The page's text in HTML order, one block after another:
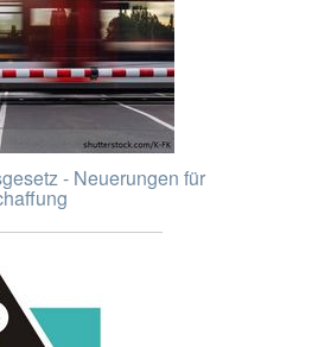
- Neuerungen für